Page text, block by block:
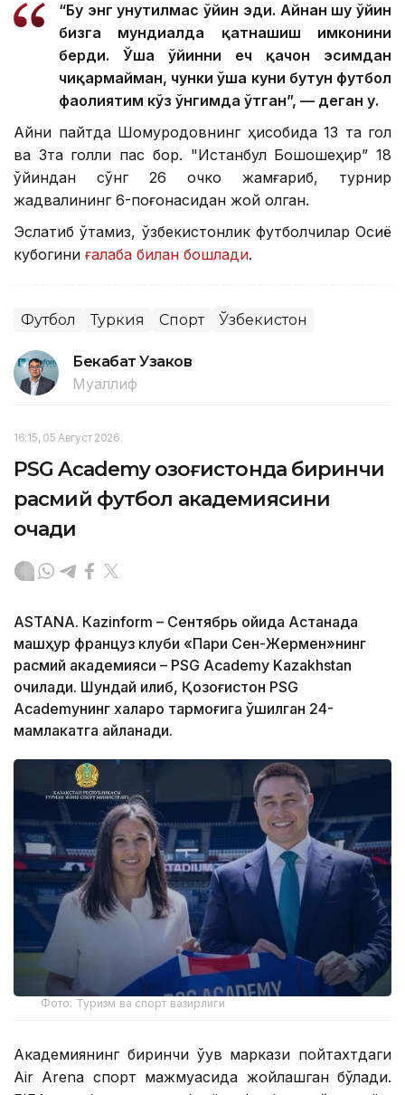
“Бу энг унутилмас ўйин эди. Айнан шу ўйин
бизга мундиалда қатнашиш имконини
берди. Ўша ўйинни ҳеч қачон эсимдан
чиқармайман, чунки ўша куни бутун футбол
фаолиятим кўз ўнгимда ўтган”, — деган у.
Айни пайтда Шомуродовнинг ҳисобида 13 та гол
ва 3та голли пас бор. "Истанбул Бошоқшеҳир” 18
ўйиндан сўнг 26 очко жамғариб, турнир
жадвалининг 6-поғонасидан жой олган.
Эслатиб ўтамиз, ўзбекистонлик футболчилар Осиё
кубогини ғалаба билан бошлади.
Футбол Туркия Спорт Ўзбекистон
Бекабат Узаков
Муаллиф
16:15, 05 Август 2026
PSG Academy Қозоғистонда биринчи
расмий футбол академиясини
очади
ASTANА. Кazinform – Сентябрь ойида Астанада
машҳур француз клуби «Пари Сен-Жермен»нинг
расмий академияси – PSG Academy Kazakhstan
очилади. Шундай қилиб, Қозоғистон PSG
Academyнинг халқаро тармоғига қўшилган 24-
мамлакатга айланади.
Фото: Туризм ва спорт вазирлиги
Академиянинг биринчи ўқув маркази пойтахтдаги
Air Arena спорт мажмуасида жойлашган бўлади.